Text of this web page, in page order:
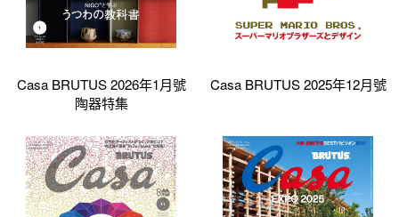
Casa BRUTUS 2026年1月號
陶器特集
Casa BRUTUS 2025年12月號